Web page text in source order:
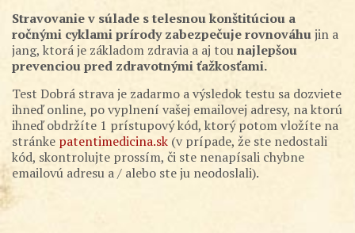
Stravovanie v súlade s telesnou konštitúciou a
ročnými cyklami prírody zabezpečuje rovnováhujin a
jang, ktorá je základom zdravia a aj tounajlepšou
prevenciou pred zdravotnými ťažkosťami.
Test Dobrá strava je zadarmo a výsledok testu sa dozviete
ihneď online, po vyplnení vašej emailovej adresy, na ktorú
ihneď obdržíte 1 prístupový kód, ktorý potom vložíte na
stránke patentimedicina.sk (v prípade, že ste nedostali
kód, skontrolujte prossím, či ste nenapísali chybne
emailovú adresu a / alebo ste ju neodoslali).